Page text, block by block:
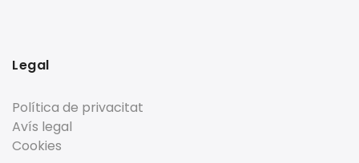
Legal
Política de privacitat
Avís legal
Cookies